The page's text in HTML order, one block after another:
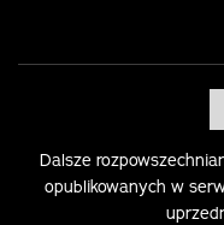
Dalsze
opublikowanych w